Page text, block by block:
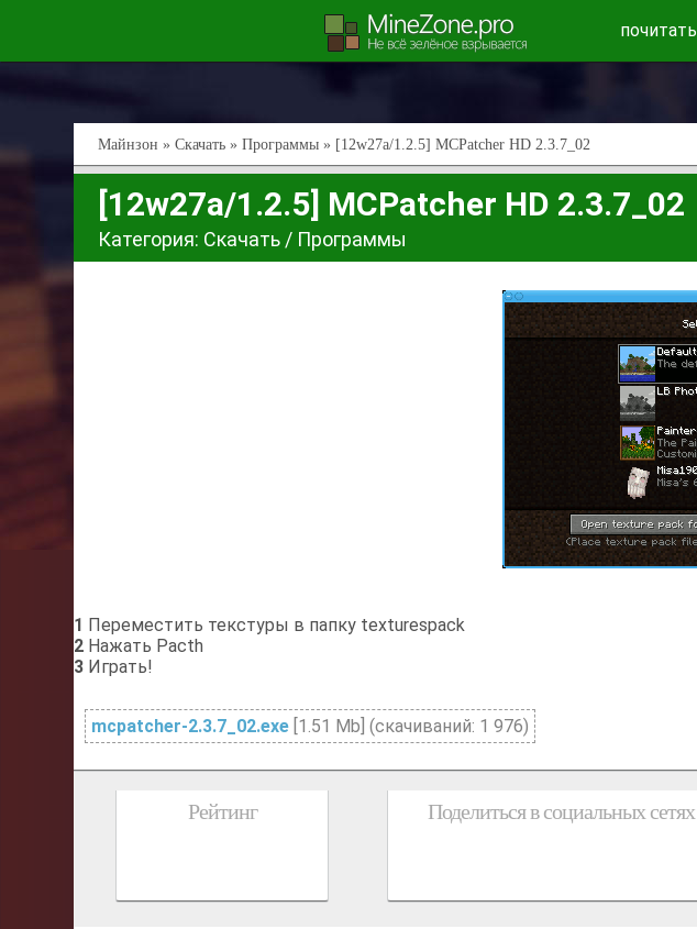
почитать
Майнзон »Скачать »Программы » [12w27a/1.2.5] MCPatcher HD 2.3.7_02
[12w27a/1.2.5] MCPatcher HD 2.3.7_02
Категория: Скачать / Программы
1 Переместить текстуры в папку texturespack
2 Нажать Pacth
3 Играть!
mcpatcher-2.3.7_02.exe [1.51 Mb] (cкачиваний: 1 976)
Рейтинг Поделиться в социальных сетях